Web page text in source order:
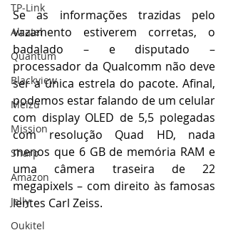
TP-Link
Alcatel
Quantum
Blackview
Meizu
Mission
Sharp
Amazon
Jelly
Oukitel
Se as informações trazidas pelo
vazamento estiverem corretas, o
badalado – e disputado –
processador da Qualcomm não deve
ser a única estrela do pacote. Afinal,
podemos estar falando de um celular
com display OLED de 5,5 polegadas
com resolução Quad HD, nada
menos que 6 GB de memória RAM e
uma câmera traseira de 22
megapixels – com direito às famosas
lentes Carl Zeiss.